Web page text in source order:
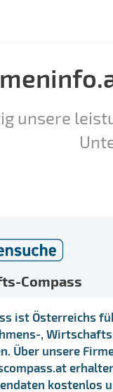
unsere
Compass
ist Österreichs
,
Über unsere
kostenlos